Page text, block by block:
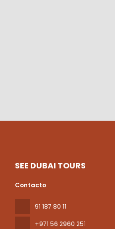
SEE DUBAI TOURS
Contacto
91 187 80 11
+971 56 2960 251